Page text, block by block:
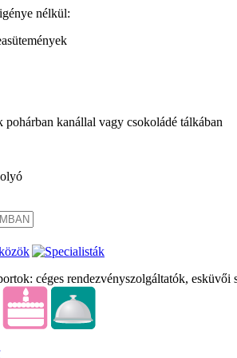
nélkül:
kanállal vagy csokoládé tálkában
céges rendezvényszolgáltatók, esküvői